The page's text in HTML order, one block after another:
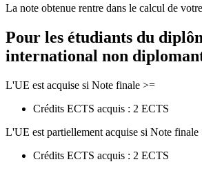
La note obtenue rentre dans le calcul de
Pour les étudiants du
international non
L'UE est acquise si Note finale >=
Crédits ECTS acquis : 2 ECTS
L'UE est partiellement acquise si Note finale
Crédits ECTS acquis : 2 ECTS